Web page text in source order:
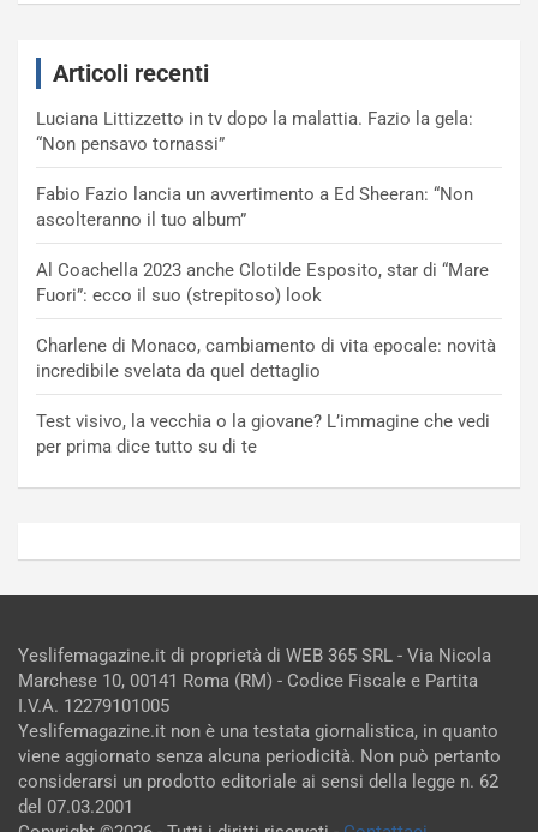
Articoli recenti
Luciana Littizzetto in tv dopo la malattia. Fazio la gela:
“Non pensavo tornassi”
Fabio Fazio lancia un avvertimento a Ed Sheeran: “Non
ascolteranno il tuo album”
Al Coachella 2023 anche Clotilde Esposito, star di “Mare
Fuori”: ecco il suo (strepitoso) look
Charlene di Monaco, cambiamento di vita epocale: novità
incredibile svelata da quel dettaglio
Test visivo, la vecchia o la giovane? L’immagine che vedi
per prima dice tutto su di te
Yeslifemagazine.it di proprietà di WEB 365 SRL - Via Nicola
Marchese 10, 00141 Roma (RM) - Codice Fiscale e Partita
I.V.A. 12279101005
Yeslifemagazine.it non è una testata giornalistica, in quanto
viene aggiornato senza alcuna periodicità. Non può pertanto
considerarsi un prodotto editoriale ai sensi della legge n. 62
del 07.03.2001